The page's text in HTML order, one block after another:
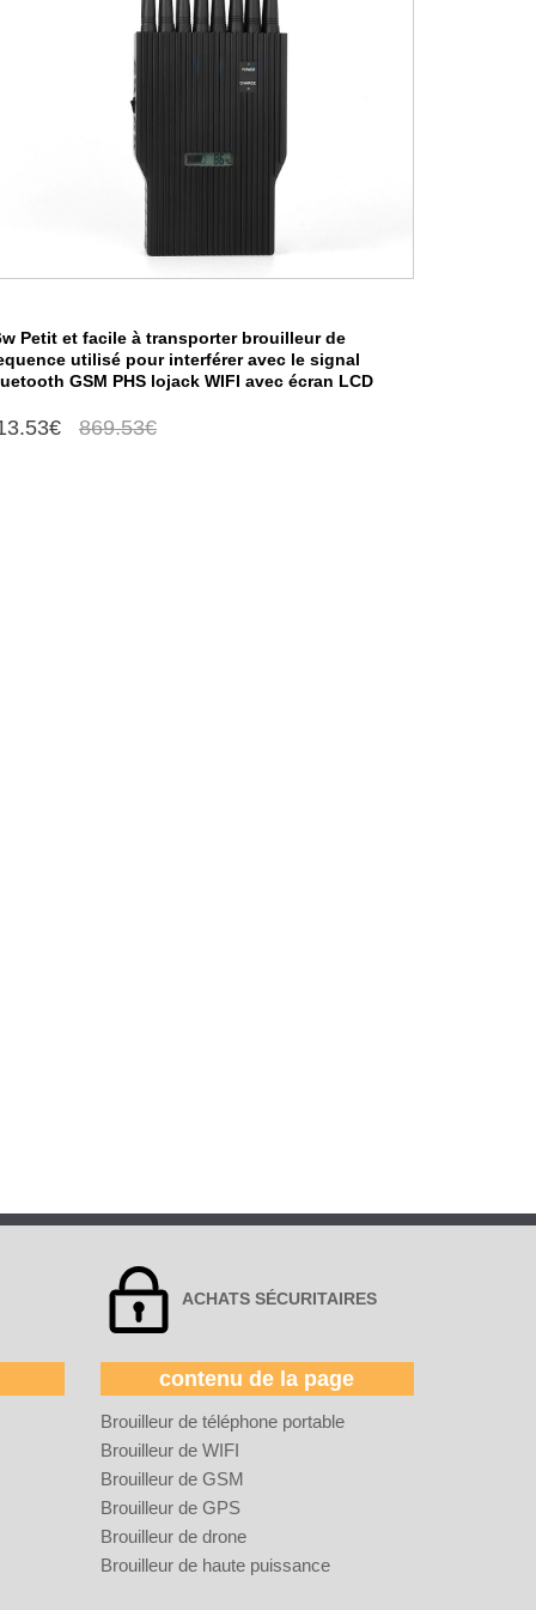
Petit et facile à transporter brouilleur de
utilisé pour interférer avec le signal
GSM PHS lojack WIFI avec écran LCD
869.53€
ACHATS SÉCURITAIRES
contenu de la page
Brouilleur de téléphone portable
Brouilleur de WIFI
Brouilleur de GSM
Brouilleur de GPS
Brouilleur de drone
Brouilleur de haute puissance